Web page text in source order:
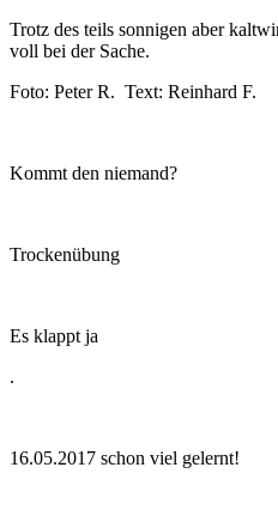
Trotz des teils sonnigen aber
voll bei der Sache.
Foto: Peter R. Text: Reinhard F.
Kommt den niemand?
Trockenübung
Es klappt ja
.
16.05.2017 schon viel gelernt!